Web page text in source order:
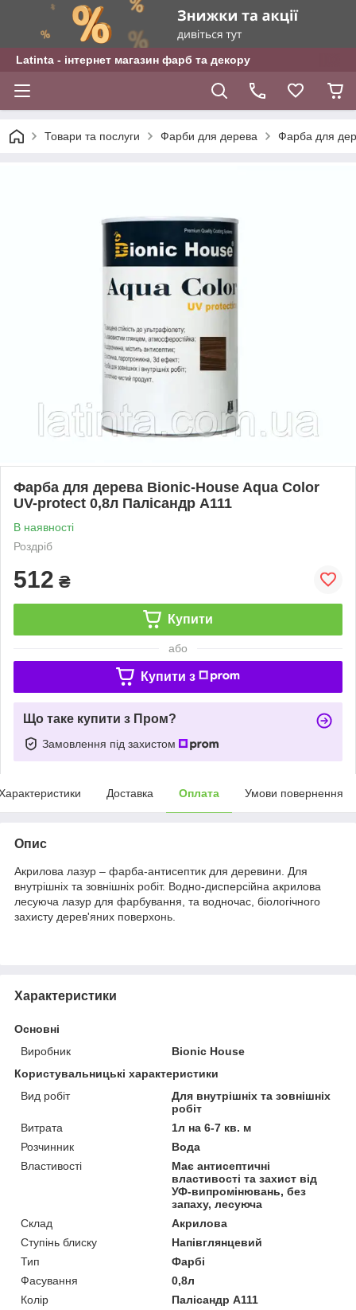
Latinta - інтернет магазин фарб та декору
Товари та послуги Фарби для дерева Фарба для
Фарба для дерева Bionic-House Aqua Color
UV-protect 0,8л Палісандр А111
В наявності
Роздріб
512 ₴
Купити
або
Купити з
Що таке купити з Пром?
Замовлення під захистом
Доставка Оплата Умови повернення
Опис
Акрилова лазур – фарба-антисептик для деревини. Для
внутрішніх та зовнішніх робіт. Водно-дисперсійна акрилова
лесуюча лазур для фарбування, та водночас, біологічного
захисту дерев'яних поверхонь.
Характеристики
Основні
Виробник
Bionic House
Користувальницькі характеристики
Вид робіт
Для внутрішніх та зовнішніх
робіт
Витрата
1л на 6-7 кв. м
Розчинник
Вода
Властивості
Має антисептичні
властивості та захист від
УФ-випромінювань, без
запаху, лесуюча
Склад
Акрилова
Ступінь блиску
Напівглянцевий
Тип
Фарбі
Фасування
0,8л
Колір
Палісандр А111